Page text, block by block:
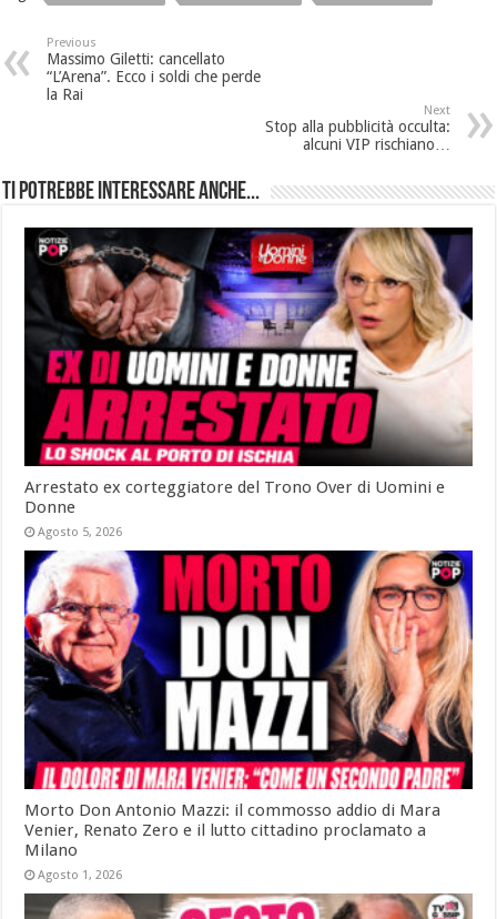
Previous
Massimo Giletti: cancellato
“L’Arena”. Ecco i soldi che perde
la Rai
Next
Stop alla pubblicità occulta:
alcuni VIP rischiano…
Ti potrebbe interessare anche...
Arrestato ex corteggiatore del Trono Over di Uomini e
Donne
Agosto 5, 2026
Morto Don Antonio Mazzi: il commosso addio di Mara
Venier, Renato Zero e il lutto cittadino proclamato a
Milano
Agosto 1, 2026